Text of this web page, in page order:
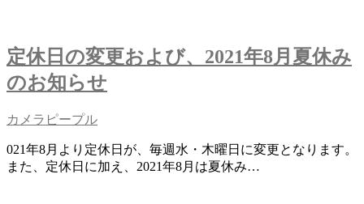
定休日の変更および、2021年8月夏休み
のお知らせ
カメラピープル
021年8月より定休日が、毎週水・木曜日に変更となります。
また、定休日に加え、2021年8月は夏休み…